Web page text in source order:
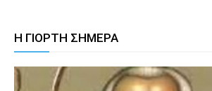
Η ΓΙΟΡΤΗ ΣΗΜΕΡΑ